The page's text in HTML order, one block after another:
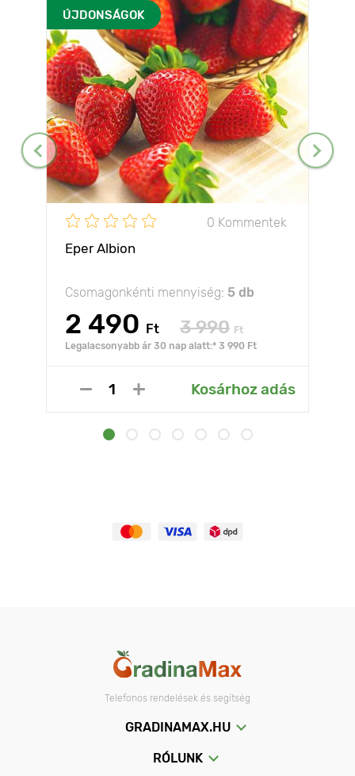
ÚJDONSÁGOK
0 Kommentek
Eper Albion
Csomagonkénti mennyiség: 5 db
2 490 Ft 3 990 Ft
Legalacsonyabb ár 30 nap alatt:* 3 990 Ft
Kosárhoz adás
Telefonos rendelések és segítség
GRADINAMAX.HU
RÓLUNK